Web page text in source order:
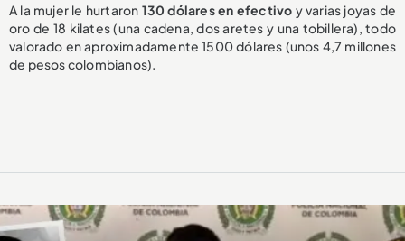
A la mujer le hurtaron 130 dólares en efectivo y varias joyas de
oro de 18 kilates (una cadena, dos aretes y una tobillera), todo
valorado en aproximadamente 1500 dólares (unos 4,7 millones
de pesos colombianos).